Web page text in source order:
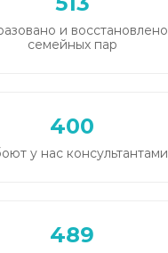
и восстановлено
семейных пар
400
у нас консультантами
489